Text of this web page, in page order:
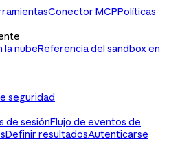
Conector MCPPolíticas
la nubeReferencia del sandbox en
seguridad
de sesiónFlujo de eventos de
Definir resultadosAutenticarse